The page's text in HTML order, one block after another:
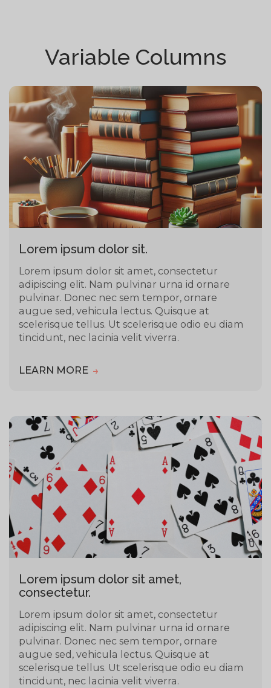
Variable Columns
Lorem ipsum dolor sit.
Lorem ipsum dolor sit amet, consectetur
adipiscing elit. Nam pulvinar urna id ornare
pulvinar. Donec nec sem tempor, ornare
augue sed, vehicula lectus. Quisque at
scelerisque tellus. Ut scelerisque odio eu diam
tincidunt, nec lacinia velit viverra.
LEARN MORE
Lorem ipsum dolor sit amet,
consectetur.
Lorem ipsum dolor sit amet, consectetur
adipiscing elit. Nam pulvinar urna id ornare
pulvinar. Donec nec sem tempor, ornare
augue sed, vehicula lectus. Quisque at
scelerisque tellus. Ut scelerisque odio eu diam
tincidunt, nec lacinia velit viverra.